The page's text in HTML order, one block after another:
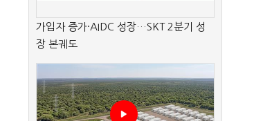
가입자 증가·AIDC 성장…SKT 2분기 성
장 본궤도